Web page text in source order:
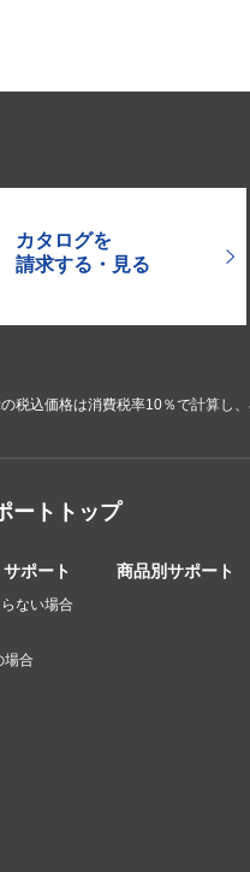
カタログを
請求する・見る
税込価格は消費税率10％で計算し、
ートトップ
ポート
ない場合
場合
商品別サポート